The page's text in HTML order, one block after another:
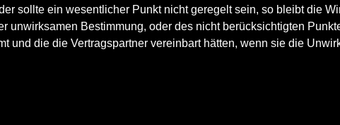
sollte ein wesentlicher Punkt nicht geregelt sein, so bleibt die
unwirksamen Bestimmung, oder des nicht berücksichtigten
und die die Vertragspartner vereinbart hätten, wenn sie die